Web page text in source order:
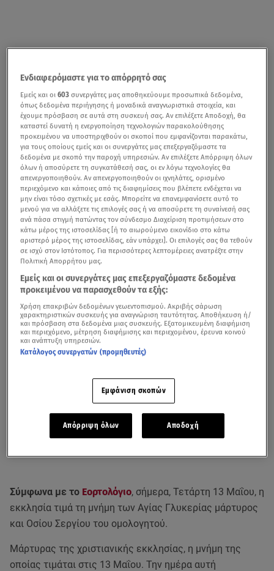
Σύμφωνα με το Εορτολόγιο, σήμερα, Τετάρτη 13 Μαΐου, η
εκκλησία τιμά τη μνήμη των Αγίας Γλυκερίας μάρτυρος
και Οσίου Σεργίου του ομολογητού.
Μάρτυρας της χριστιανικής εκκλησίας, η μνήμη της
οποίας τιμάται στις 13 Μαΐου. Την ημέρα αυτή
Ενδιαφερόμαστε για το απόρρητό σας
Εμείς και οι603 συνεργάτες μας αποθηκεύουμε προσωπικά δεδομένα,
όπως δεδομένα περιήγησης ή μοναδικά αναγνωριστικά στοιχεία, και
έχουμε πρόσβαση σε αυτά στη συσκευή σας. Αν επιλέξετε Αποδοχή, θα
καταστεί δυνατή η ενεργοποίηση τεχνολογιών παρακολούθησης
προκειμένου να υποστηριχθούν οι σκοποί που εμφανίζονται παρακάτω,
για τους οποίους εμείς και οι συνεργάτες μας επεξεργαζόμαστε τα
δεδομένα με σκοπό την παροχή υπηρεσιών. Αν επιλέξετε Απόρριψη όλων
όλων ή αποσύρετε τη συγκατάθεσή σας, οι εν λόγω τεχνολογίες θα
απενεργοποιηθούν. Αν απενεργοποιηθούν οι ιχνηλάτες, ορισμένο
περιεχόμενο και κάποιες από τις διαφημίσεις που βλέπετε ενδέχεται να
μην είναι τόσο σχετικές με εσάς. Μπορείτε να επανεμφανίσετε αυτό το
μενού για να αλλάξετε τις επιλογές σας ή να αποσύρετε τη συναίνεσή σας
ανά πάσα στιγμή πατώντας τον σύνδεσμο Διαχείριση προτιμήσεων στο
κάτω μέρος της ιστοσελίδας [ή το αιωρούμενο εικονίδιο στο κάτω
αριστερό μέρος της ιστοσελίδας, εάν υπάρχει]. Οι επιλογές σας θα τεθούν
σε ισχύ στον Ιστότοπος. Για περισσότερες λεπτομέρειες ανατρέξτε στην
Πολιτική Απορρήτου μας.
Εμείς και οι συνεργάτες μας επεξεργαζόμαστε δεδομένα
προκειμένου να παρασχεθούν τα εξής:
Χρήση επακριβών δεδομένων γεωεντοπισμού. Ακριβής σάρωση
χαρακτηριστικών συσκευής για αναγνώριση ταυτότητας. Αποθήκευση ή/
και πρόσβαση στα δεδομένα μιας συσκευής. Εξατομικευμένη διαφήμιση
και περιεχόμενο, μέτρηση διαφήμισης και περιεχομένου, έρευνα κοινού
και ανάπτυξη υπηρεσιών.
Κατάλογος συνεργατών (προμηθευτές)
Εμφάνιση σκοπών
Απόρριψη όλων Αποδοχή